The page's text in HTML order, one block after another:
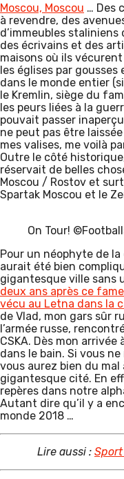
Moscou, Moscou … Des
à revendre, des
d’immeubles
des écrivains et des
maisons où ils
les églises par gousses
dans le monde entier
le Kremlin, siège du
les peurs liées à la
pouvait passer
ne peut pas être
mes valises, me voilà
Outre le côté
réservait de belles
Moscou / Rostov et
Spartak Moscou et le
On Tour!
Pour un néophyte de
aurait été bien
gigantesque ville sans
deux ans après ce
vécu au Letna dans la
de Vlad, mon gars sûr
l’armée russe,
CSKA. Dès mon
dans le bain. Si vous
vous aurez bien du
gigantesque cité. En
repères dans notre
Autant dire qu’il y a
monde 2018 …
Lire aussi : Sport